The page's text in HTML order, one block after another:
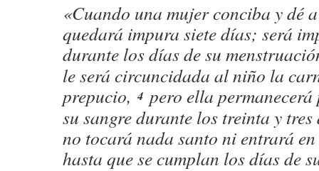
«Cuando una mujer conciba y dé
quedará impura siete días; será
durante los días de su
le será circuncidada al niño la
prepucio, 4 pero ella
su sangre durante los treinta y
no tocará nada santo ni entrará
hasta que se cumplan los días de